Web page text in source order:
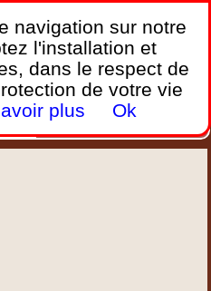
,
portables et PC.
Plages Ports Montagnes
New
navigation sur notre
l'installation et
dans le respect de
de votre vie
plus Ok